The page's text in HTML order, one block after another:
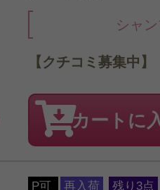
シャ
【クチコミ募集中】
カートに
P可 再入荷 残り3点